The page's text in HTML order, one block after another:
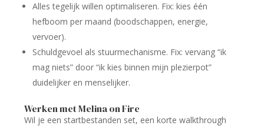
Alles tegelijk willen optimaliseren. Fix: kies één
hefboom per maand (boodschappen, energie,
vervoer).
Schuldgevoel als stuurmechanisme. Fix: vervang “ik
mag niets” door “ik kies binnen mijn plezierpot”
duidelijker en menselijker.
Werken met Melina on Fire
Wil je een startbestanden set, een korte walkthrough